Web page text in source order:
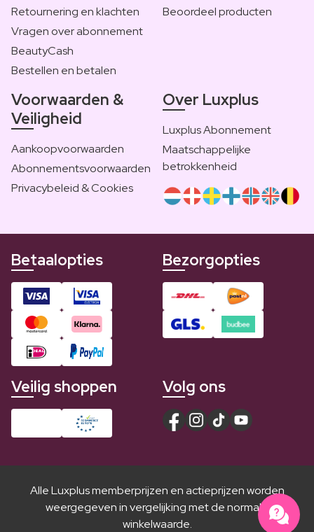
Retournering en klachten
Vragen over abonnement
BeautyCash
Bestellen en betalen
Beoordeel producten
Voorwaarden &
Veiligheid
Aankoopvoorwaarden
Abonnementsvoorwaarden
Privacybeleid & Cookies
Over Luxplus
Luxplus Abonnement
Maatschappelijke
betrokkenheid
Betaalopties Bezorgopties
Veilig shoppen Volg ons
Alle Luxplus memberprijzen en actieprijzen worden
weergegeven in vergelijking met de normale
winkelwaarde.